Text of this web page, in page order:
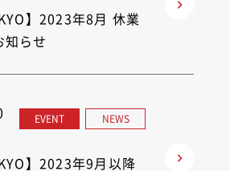
】2023年8月 休業
知らせ
EVENT NEWS
】2023年9月以降